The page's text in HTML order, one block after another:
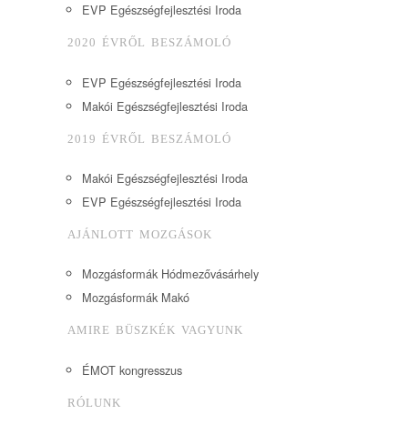
EVP Egészségfejlesztési Iroda
2020 ÉVRŐL BESZÁMOLÓ
EVP Egészségfejlesztési Iroda
Makói Egészségfejlesztési Iroda
2019 ÉVRŐL BESZÁMOLÓ
Makói Egészségfejlesztési Iroda
EVP Egészségfejlesztési Iroda
AJÁNLOTT MOZGÁSOK
Mozgásformák Hódmezővásárhely
Mozgásformák Makó
AMIRE BÜSZKÉK VAGYUNK
ÉMOT kongresszus
RÓLUNK